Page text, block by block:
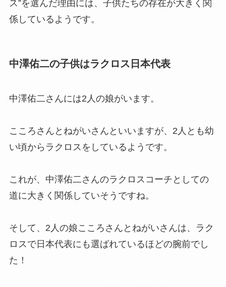
ス”を選んだ理由には、子供たちの存在が大きく関
係しているようです。
中澤佑二の子供はラクロス日本代表
中澤佑二さんには2人の娘がいます。
こころさんとねがいさんといいますが、2人とも幼
い頃からラクロスをしているようです。
これが、中澤佑二さんのラクロスコーチとしての
道に大きく関係していそうですね。
そして、2人の娘こころさんとねがいさんは、ラク
ロスで日本代表にも選ばれているほどの腕前でし
た！